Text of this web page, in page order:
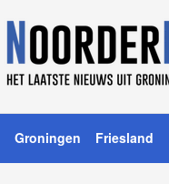
Groningen Friesland